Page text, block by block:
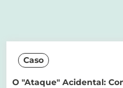
Caso
O "Ataque" Acidental: